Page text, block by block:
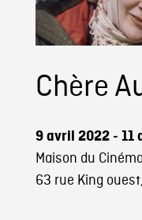
Chère
9 avril 2022 - 11
Maison du Cinéma
63 rue King